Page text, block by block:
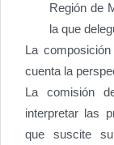
Región de
la que
La
cuenta la
La comisión
interpretar las
que suscite